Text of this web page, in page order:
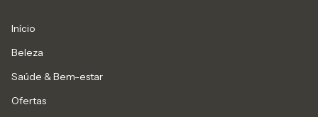
Início
Beleza
Saúde & Bem-estar
Ofertas